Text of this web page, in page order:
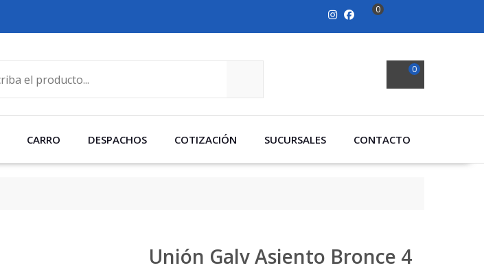
0
0
CARRO DESPACHOS COTIZACIÓN SUCURSALES CONTACTO
Unión Galv Asiento Bronce 4